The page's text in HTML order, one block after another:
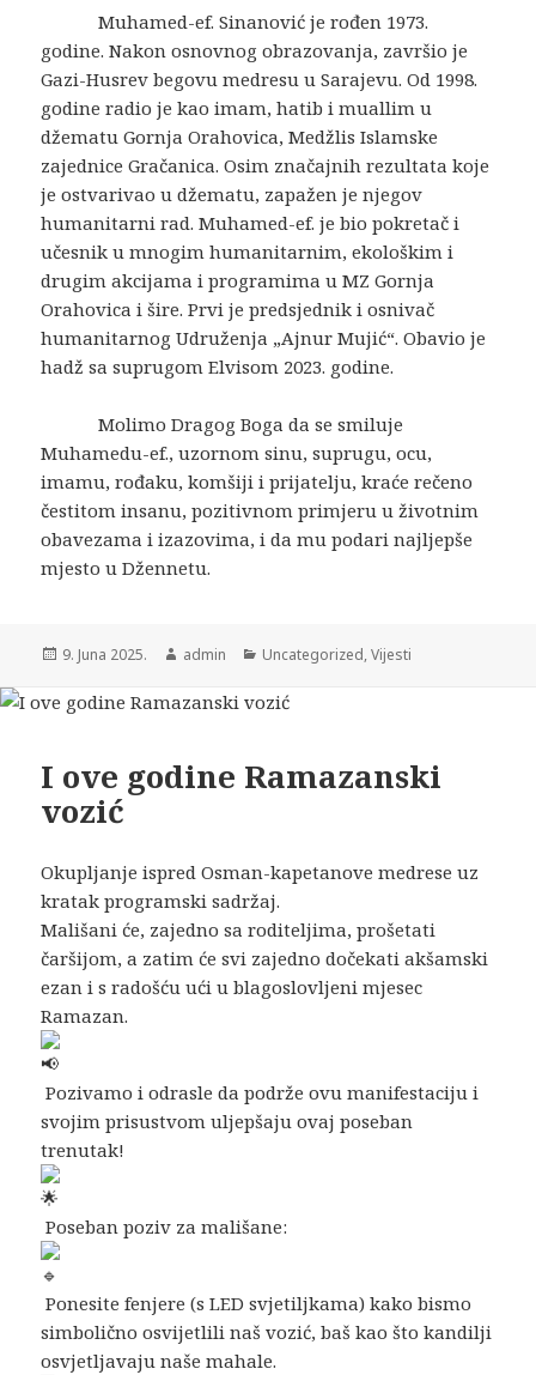
Muhamed-ef. Sinanović je rođen 1973.
godine. Nakon osnovnog obrazovanja, završio je
Gazi-Husrev begovu medresu u Sarajevu. Od 1998.
godine radio je kao imam, hatib i muallim u
džematu Gornja Orahovica, Medžlis Islamske
zajednice Gračanica. Osim značajnih rezultata koje
je ostvarivao u džematu, zapažen je njegov
humanitarni rad. Muhamed-ef. je bio pokretač i
učesnik u mnogim humanitarnim, ekološkim i
drugim akcijama i programima u MZ Gornja
Orahovica i šire. Prvi je predsjednik i osnivač
humanitarnog Udruženja „Ajnur Mujić“. Obavio je
hadž sa suprugom Elvisom 2023. godine.
Molimo Dragog Boga da se smiluje
Muhamedu-ef., uzornom sinu, suprugu, ocu,
imamu, rođaku, komšiji i prijatelju, kraće rečeno
čestitom insanu, pozitivnom primjeru u životnim
obavezama i izazovima, i da mu podari najljepše
mjesto u Džennetu.
9. Juna 2025. admin Uncategorized,Vijesti
I ove godine Ramazanski
vozić
Okupljanje ispred Osman-kapetanove medrese uz
kratak programski sadržaj.
Mališani će, zajedno sa roditeljima, prošetati
čaršijom, a zatim će svi zajedno dočekati akšamski
ezan i s radošću ući u blagoslovljeni mjesec
Ramazan.
Pozivamo i odrasle da podrže ovu manifestaciju i
svojim prisustvom uljepšaju ovaj poseban
trenutak!
Poseban poziv za mališane:
Ponesite fenjere (s LED svjetiljkama) kako bismo
simbolično osvijetlili naš vozić, baš kao što kandilji
osvjetljavaju naše mahale.